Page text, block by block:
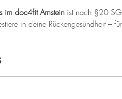
im doc4fit Arnstein ist nach §20
in deine Rückengesundheit –